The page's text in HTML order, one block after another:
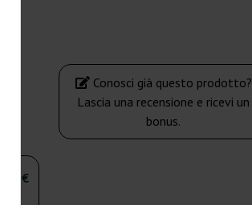
€
Conosci già questo prodotto?
Lascia una recensione e ricevi un
bonus.